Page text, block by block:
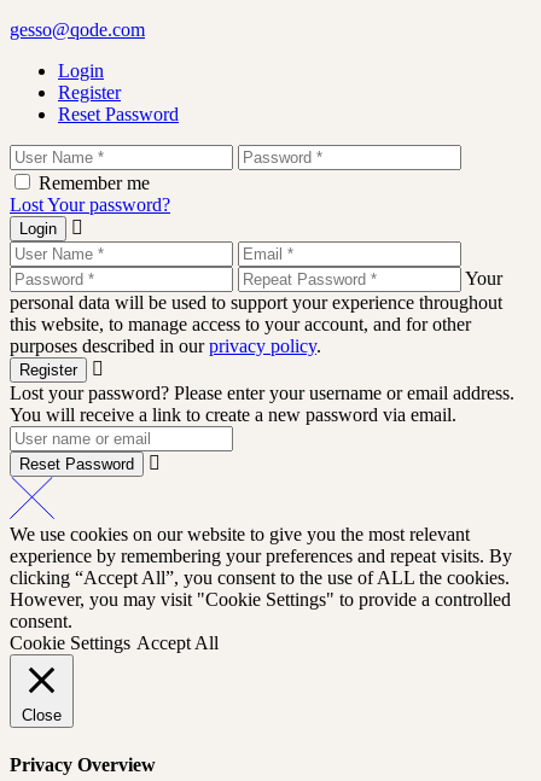
gesso@qode.com
Login
Register
Reset Password
Remember me
Lost Your password?
Login
Your
personal data will be used to support your experience throughout
this website, to manage access to your account, and for other
purposes described in ourprivacy policy.
Register
Lost your password? Please enter your username or email address.
You will receive a link to create a new password via email.
Reset Password
We use cookies on our website to give you the most relevant
experience by remembering your preferences and repeat visits. By
clicking “Accept All”, you consent to the use of ALL the cookies.
However, you may visit "Cookie Settings" to provide a controlled
consent.
Cookie Settings Accept All
Close
Privacy Overview